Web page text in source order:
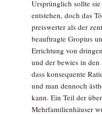
Ursprünglich sollte
entstehen, doch das
preiswerter als der
beauftragte Gropius
Errichtung von
und der bewies in
dass konsequente
und man dennoch
kann. Ein Teil der
Mehrfamilienhäuser